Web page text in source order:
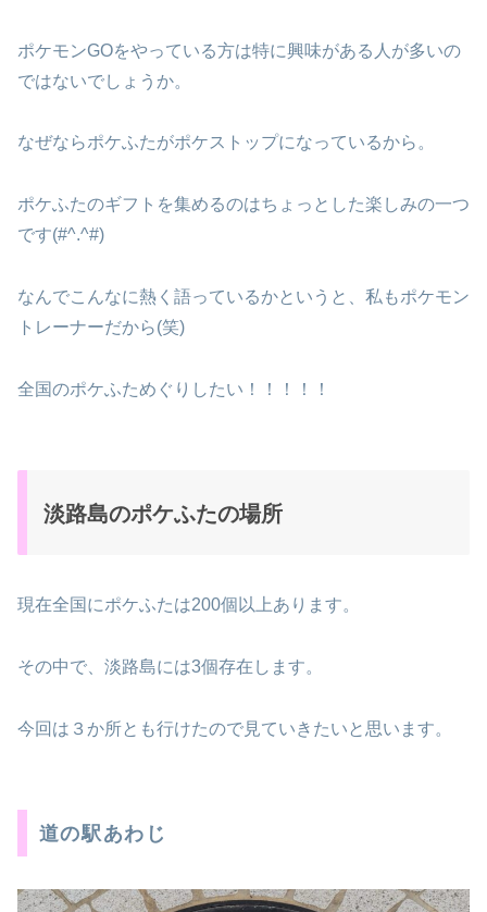
ポケモンGOをやっている方は特に興味がある人が多いの
ではないでしょうか。
なぜならポケふたがポケストップになっているから。
ポケふたのギフトを集めるのはちょっとした楽しみの一つ
です(#^.^#)
なんでこんなに熱く語っているかというと、私もポケモン
トレーナーだから(笑)
全国のポケふためぐりしたい！！！！！
淡路島のポケふたの場所
現在全国にポケふたは200個以上あります。
その中で、淡路島には3個存在します。
今回は３か所とも行けたので見ていきたいと思います。
道の駅あわじ